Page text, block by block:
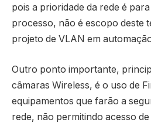
pois a prioridade da rede é
processo, não é escopo deste
projeto de VLAN em
Outro ponto importante,
câmaras Wireless, é o uso de
equipamentos que farão a
rede, não permitindo acesso